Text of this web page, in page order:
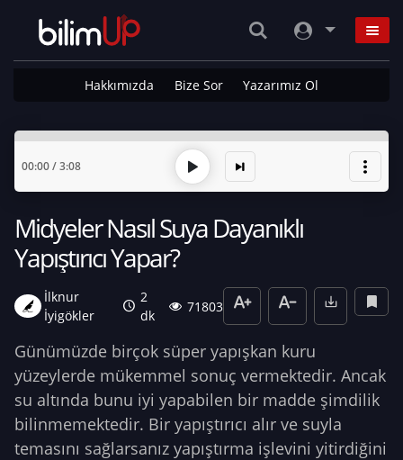
Hakkımızda Bize Sor Yazarımız Ol
00:00/3:08
Midyeler Nasıl Suya Dayanıklı
Yapıştırıcı Yapar?
İlknur
İyigökler
2
dk
71803
Günümüzde birçok süper yapışkan kuru
yüzeylerde mükemmel sonuç vermektedir. Ancak
su altında bunu iyi yapabilen bir madde şimdilik
bilinmemektedir. Bir yapıştırıcı alır ve suyla
temasını sağlarsanız yapıştırma işlevini yitirdiğini